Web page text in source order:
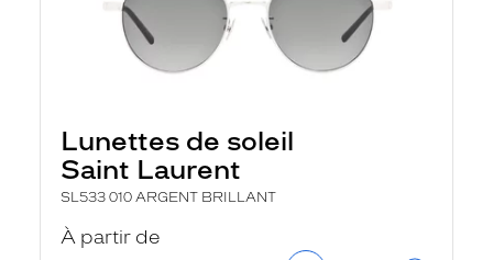
Lunettes de soleil
Saint Laurent
SL533 010 ARGENT BRILLANT
À partir de